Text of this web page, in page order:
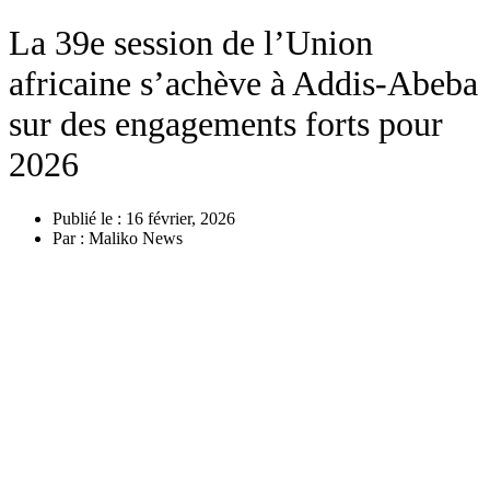
La 39e session de l’Union
africaine s’achève à Addis-Abeba
sur des engagements forts pour
2026
Publié le : 16 février, 2026
Par : Maliko News